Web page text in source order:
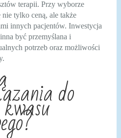
terapii. Przy wyborze
tylko ceną, ale także
innych pacjentów. Inwestycja
być przemyślana i
potrzeb oraz możliwości
do